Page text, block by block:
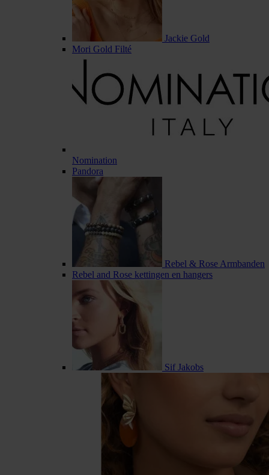
Jackie Gold
Mori Gold Filté
Nomination
Pandora
Rebel & Rose Armbanden
Rebel and Rose kettingen en hangers
Sif Jakobs